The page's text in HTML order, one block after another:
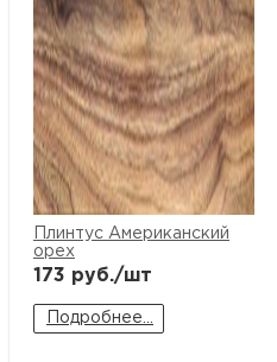
Плинтус Американский
орех
173 руб./шт
Подробнее...